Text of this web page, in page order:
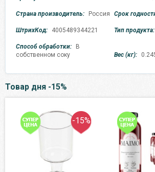
Страна производитель: Россия Срок
ШтрихКод: 4005489344221 Тип продукта:
Способ обработки:
В
собственном соку
Вес (кг):
Товар дня -15%
-15%